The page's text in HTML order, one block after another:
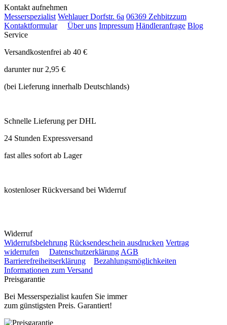
Kontakt aufnehmen
Messerspezialist Wehlauer Dorfstr. 6a 06369 Zehbitzzum
Kontaktformular
Über uns Impressum Händleranfrage Blog
Service
Versandkostenfrei ab 40 €
darunter nur 2,95 €
(bei Lieferung innerhalb Deutschlands)
Schnelle Lieferung per DHL
24 Stunden Expressversand
fast alles sofort ab Lager
kostenloser Rückversand bei Widerruf
Widerruf
Widerrufsbelehrung Rücksendeschein ausdrucken Vertrag
widerrufen
Datenschutzerklärung AGB
Barrierefreiheitserklärung
Bezahlungsmöglichkeiten
Informationen zum Versand
Preisgarantie
Bei Messerspezialist kaufen Sie immer
zum günstigsten Preis. Garantiert!